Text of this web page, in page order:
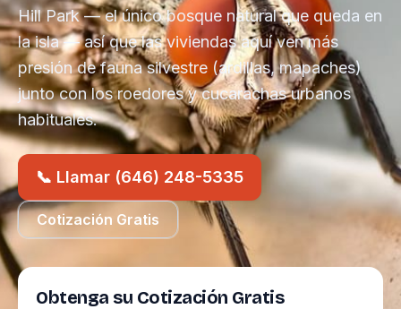
Hill Park — el único bosque natural que queda en
la isla — así que las viviendas aquí ven más
presión de fauna silvestre (ardillas, mapaches)
junto con los roedores y cucarachas urbanos
habituales.
📞 Llamar (646) 248-5335
Cotización Gratis
Obtenga su Cotización Gratis